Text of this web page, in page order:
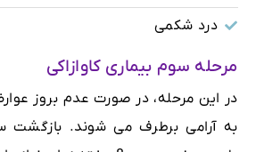
درد شکمی
مرحله سوم بیماری کاوازاکی
در این مرحله، در صورت عدم بروز
به آرامی برطرف می شوند. بازگشت